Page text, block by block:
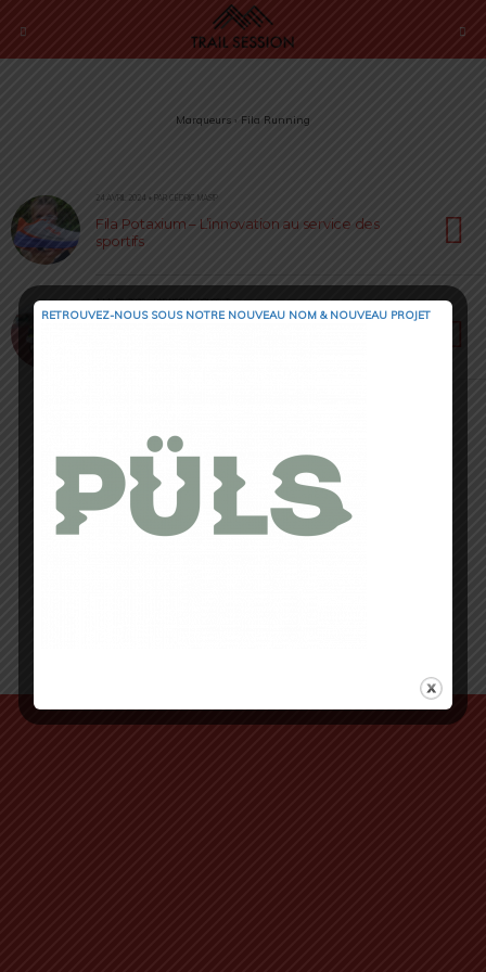
Marqueurs › Fila Running
24 AVRIL 2024 • PAR CÉDRIC MASIP
Fila Potaxium – L’innovation au service des
sportifs
17 AVRIL 2023 • PAR NOËLLIE ROUSSET
Retour au début
RETROUVEZ-NOUS SOUS NOTRE NOUVEAU NOM & NOUVEAU PROJET